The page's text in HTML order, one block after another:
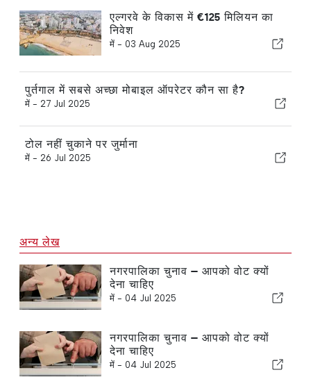
एल्गरवे के विकास में €125 मिलियन का
निवेश
में - 03 Aug 2025
पुर्तगाल में सबसे अच्छा मोबाइल ऑपरेटर कौन सा है?
में - 27 Jul 2025
टोल नहीं चुकाने पर जुर्माना
में - 26 Jul 2025
अन्य लेख
नगरपालिका चुनाव — आपको वोट क्यों
देना चाहिए
में - 04 Jul 2025
नगरपालिका चुनाव — आपको वोट क्यों
देना चाहिए
में - 04 Jul 2025